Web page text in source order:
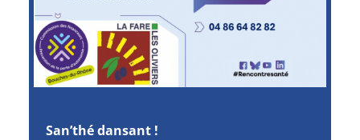
San’thé dansant !